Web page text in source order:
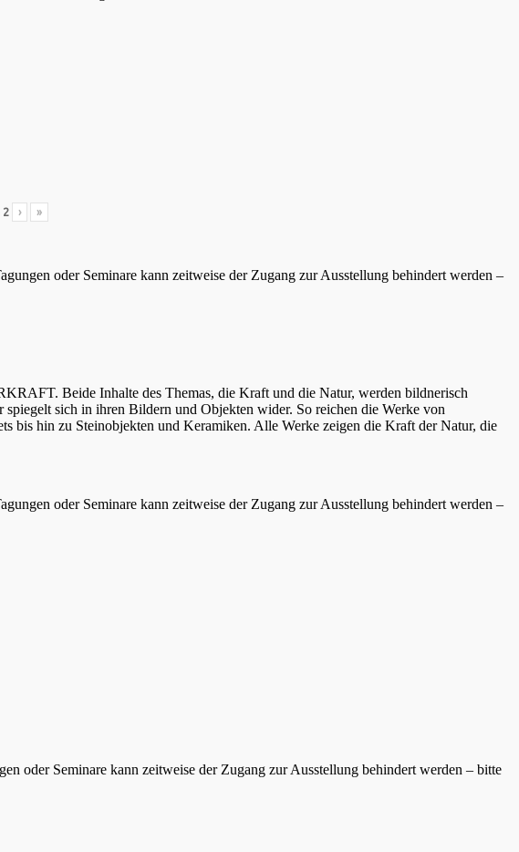
2 › »
oder Seminare kann zeitweise der Zugang zur Ausstellung behindert werden –
Beide Inhalte des Themas, die Kraft und die Natur, werden bildnerisch
sich in ihren Bildern und Objekten wider. So reichen die Werke von
bis hin zu Steinobjekten und Keramiken. Alle Werke zeigen die Kraft der Natur, die
oder Seminare kann zeitweise der Zugang zur Ausstellung behindert werden –
oder Seminare kann zeitweise der Zugang zur Ausstellung behindert werden – bitte